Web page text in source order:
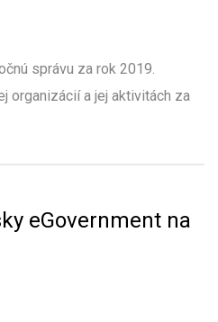
správu za rok 2019.
organizácií a jej aktivitách za
eGovernment na